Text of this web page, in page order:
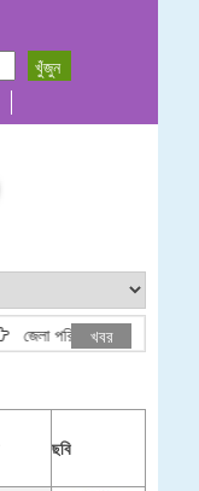
জেলা পরিষদ মালিকানাধীন রাস্তার
খবর
ছবি